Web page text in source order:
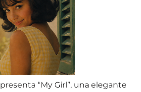
“My Girl”, una elegante